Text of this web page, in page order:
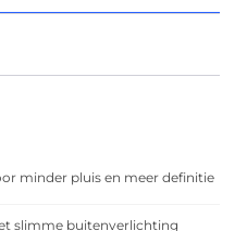
minder pluis en meer definitie
slimme buitenverlichting